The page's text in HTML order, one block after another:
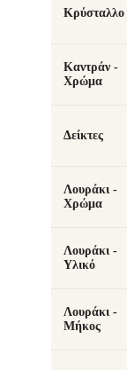
Κρύσταλλο
Καντράν -
Χρώμα
Δείκτες
Λουράκι -
Χρώμα
Λουράκι -
Υλικό
Λουράκι -
Μήκος